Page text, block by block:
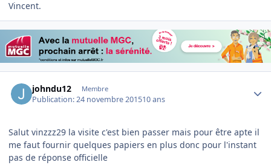
Vincent.
johndu12 Membre
Publication:24 novembre 201510 ans
Salut vinzzz29 la visite c'est bien passer mais pour être apte il
me faut fournir quelques papiers en plus donc pour l'instant
pas de réponse officielle